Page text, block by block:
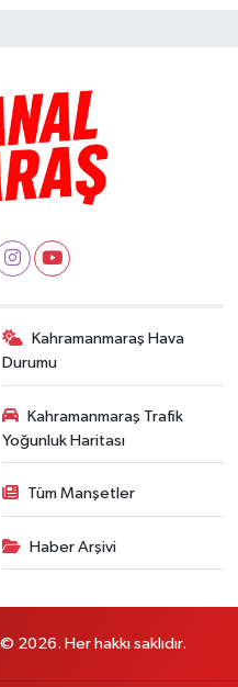
Kahramanmaraş Hava
Durumu
Kahramanmaraş Trafik
Yoğunluk Haritası
Tüm Manşetler
Haber Arşivi
2026. Her hakkı saklıdır.